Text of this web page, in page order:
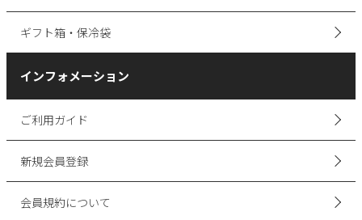
ギフト箱・保冷袋
インフォメーション
ご利用ガイド
新規会員登録
会員規約について